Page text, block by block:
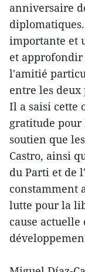
anniversaire
importante et
et
l'amitié
entre les deux
Il a saisi cette
gratitude
soutien que
Castro, ainsi
du Parti et de
constamment
lutte pour la
cause